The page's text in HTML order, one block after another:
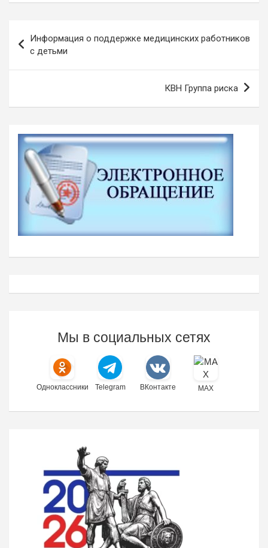
по
записям
Информация о поддержке медицинских работников
с детьми
КВН Группа риска
Мы в социальных сетях
Одноклассники Telegram ВКонтакте MAX